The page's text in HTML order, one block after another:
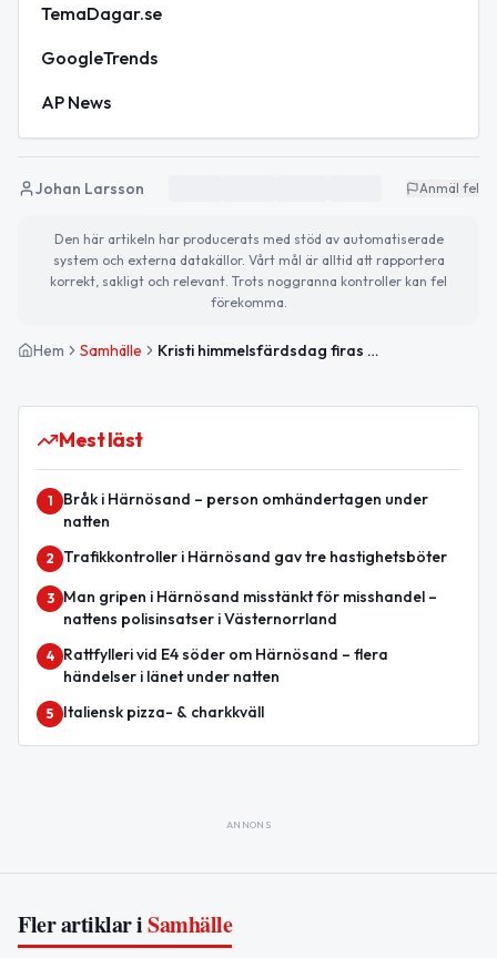
TemaDagar.se
GoogleTrends
AP News
Johan Larsson Anmäl fel
Den här artikeln har producerats med stöd av automatiserade
system och externa datakällor. Vårt mål är alltid att rapportera
korrekt, sakligt och relevant. Trots noggranna kontroller kan fel
förekomma.
Hem Samhälle Kristi himmelsfärdsdag firas – Lägsta elpriset på länge
Mest läst
1
Bråk i Härnösand – person omhändertagen under
natten
2 Trafikkontroller i Härnösand gav tre hastighetsböter
3
Man gripen i Härnösand misstänkt för misshandel –
nattens polisinsatser i Västernorrland
4
Rattfylleri vid E4 söder om Härnösand – flera
händelser i länet under natten
5 Italiensk pizza- & charkkväll
ANNONS
Fler artiklar iSamhälle